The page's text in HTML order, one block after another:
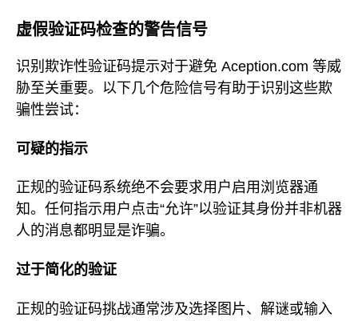
虚假验证码检查的警告信号
识别欺诈性验证码提示对于避免 Aception.com 等威
胁至关重要。以下几个危险信号有助于识别这些欺
骗性尝试：
可疑的指示
正规的验证码系统绝不会要求用户启用浏览器通
知。任何指示用户点击“允许”以验证其身份并非机器
人的消息都明显是诈骗。
过于简化的验证
正规的验证码挑战通常涉及选择图片、解谜或输入